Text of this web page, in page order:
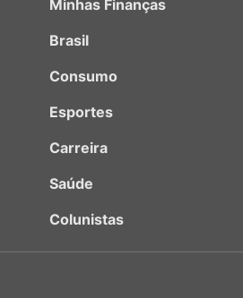
Minhas Finanças
Brasil
Consumo
Esportes
Carreira
Saúde
Colunistas